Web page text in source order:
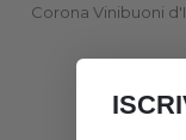
Corona Vinibuoni